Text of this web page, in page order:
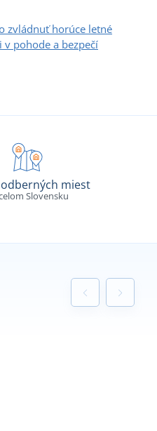
zvládnuť horúce letné
v pohode a bezpečí
miest
Slovensku